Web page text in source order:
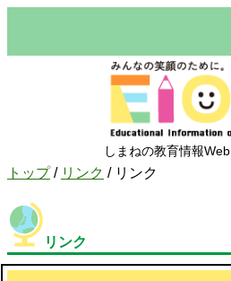
しまねの教育情報Web
現
の
位
置：
トップ/ リンク / リンク
リンク